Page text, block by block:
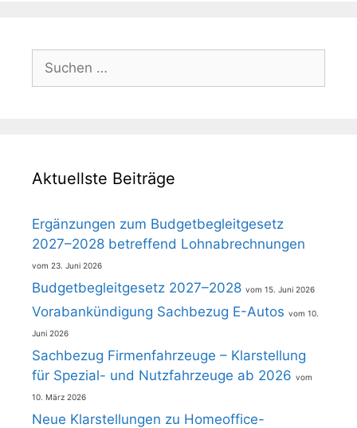
nach:
Aktuellste Beiträge
Ergänzungen zum Budgetbegleitgesetz
2027–2028 betreffend Lohnabrechnungen
23. Juni 2026
Budgetbegleitgesetz 2027–2028 15. Juni 2026
Vorabankündigung Sachbezug E-Autos 10.
Juni 2026
Sachbezug Firmenfahrzeuge – Klarstellung
für Spezial- und Nutzfahrzeuge ab 2026
10. März 2026
Neue Klarstellungen zu Homeoffice-